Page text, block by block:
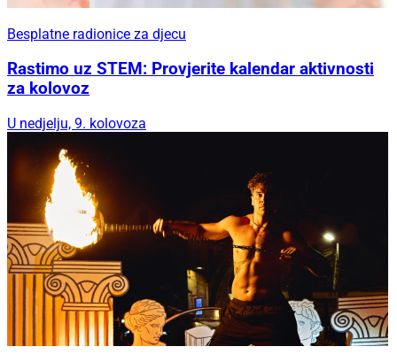
Besplatne radionice za djecu
Rastimo uz STEM: Provjerite kalendar aktivnosti
za kolovoz
U nedjelju, 9. kolovoza